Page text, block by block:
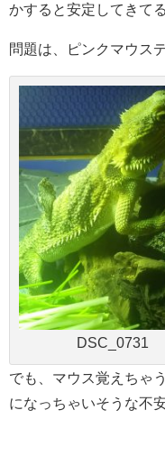
かすると安定してきて
問題は、ピンクマウス
DSC_0731
でも、マウス覚えちゃ
になっちゃいそうな不